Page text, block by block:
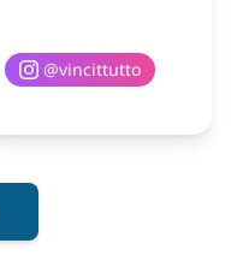
@vincittutto